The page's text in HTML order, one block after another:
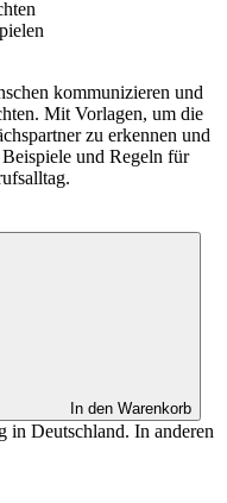
kommunizieren und
Mit Vorlagen, um die
zu erkennen und
und Regeln für
In den Warenkorb
in Deutschland. In anderen